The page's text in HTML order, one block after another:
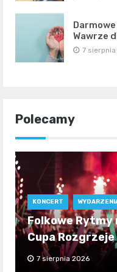
Wawrze
7
Polecamy
KONCERT
Folkowe Rytmy
Cupa
7 sierpnia 2026